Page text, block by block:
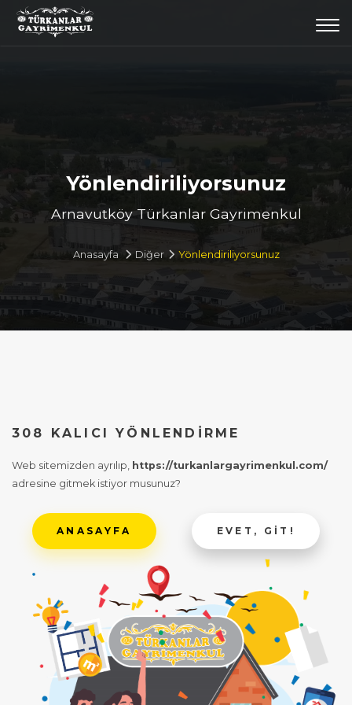
Yönlendiriliyorsunuz
Arnavutköy Türkanlar Gayrimenkul
Anasayfa Diğer Yönlendiriliyorsunuz
308 KALICI YÖNLENDIRME
Web sitemizden ayrılıp, https://turkanlargayrimenkul.com/
adresine gitmek istiyor musunuz?
ANASAYFA EVET, GIT!